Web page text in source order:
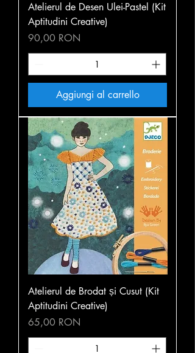
Atelierul de Desen Ulei-Pastel (Kit
Aptitudini Creative)
Prezzo
90,00 RON
Aggiungi al carrello
Atelierul de Brodat și Cusut (Kit
Aptitudini Creative)
Prezzo
65,00 RON